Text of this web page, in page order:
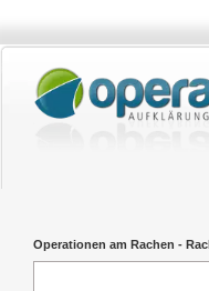
springen
Operationen am Rachen -